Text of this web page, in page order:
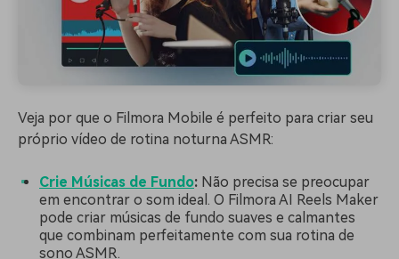
Veja por que o Filmora Mobile é perfeito para criar seu
próprio vídeo de rotina noturna ASMR:
Crie Músicas de Fundo: Não precisa se preocupar
em encontrar o som ideal. O Filmora AI Reels Maker
pode criar músicas de fundo suaves e calmantes
que combinam perfeitamente com sua rotina de
sono ASMR.